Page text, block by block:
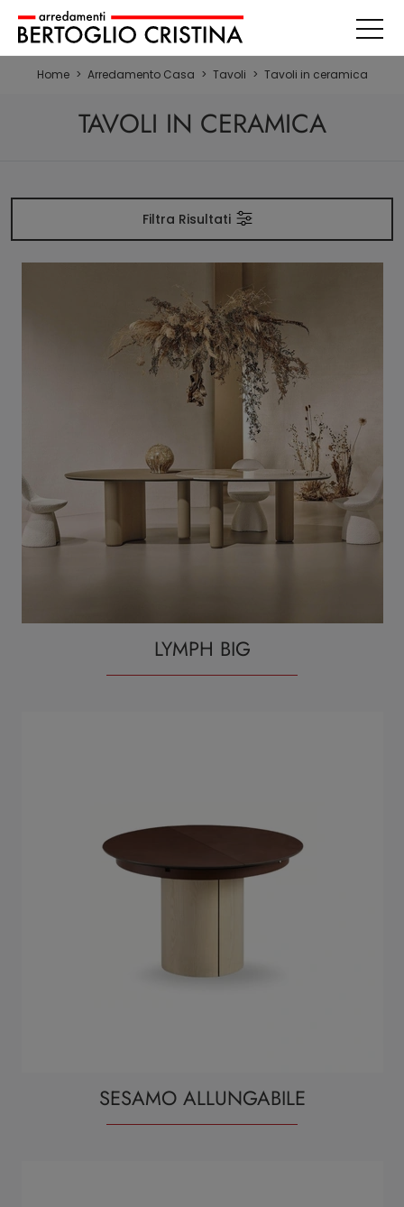
Home > Arredamento Casa > Tavoli > Tavoli in ceramica
TAVOLI IN CERAMICA
Filtra Risultati
LYMPH BIG
SESAMO ALLUNGABILE